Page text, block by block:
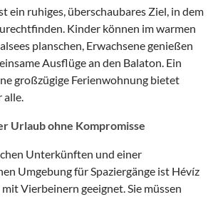
ein ruhiges, überschaubares Ziel, in dem
Kinder können im warmen
planschen, Erwachsene genießen
Ausflüge an den Balaton. Ein
großzügige Ferienwohnung bietet
alle.
Urlaub ohne Kompromisse
Unterkünften und einer
Umgebung für Spaziergänge ist Hévíz
Vierbeinern geeignet. Sie müssen